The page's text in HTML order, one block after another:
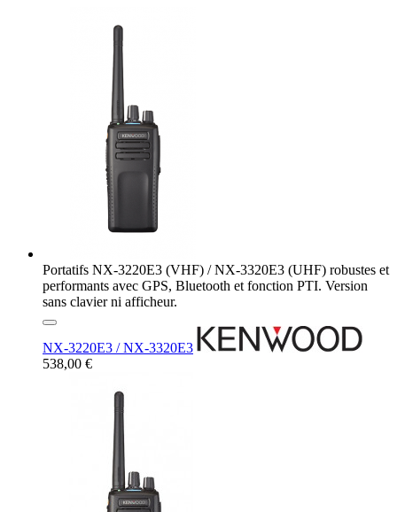
Portatifs NX-3220E3 (VHF) / NX-3320E3 (UHF) robustes et
performants avec GPS, Bluetooth et fonction PTI. Version
sans clavier ni afficheur.
NX-3220E3 / NX-3320E3
538,00 €